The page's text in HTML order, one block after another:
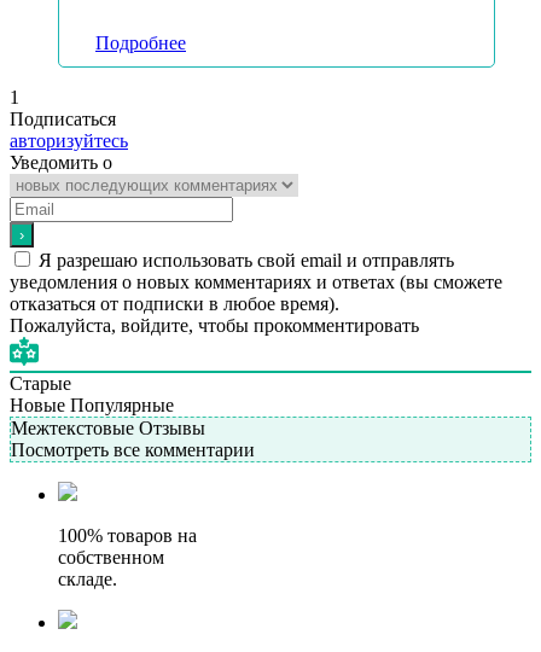
Подробнее
1
Подписаться
авторизуйтесь
Уведомить о
Я разрешаю использовать свой email и отправлять
уведомления о новых комментариях и ответах (вы cможете
отказаться от подписки в любое время).
Пожалуйста, войдите, чтобы прокомментировать
Старые
Новые Популярные
Межтекстовые Отзывы
Посмотреть все комментарии
100% товаров на
собственном
складе.